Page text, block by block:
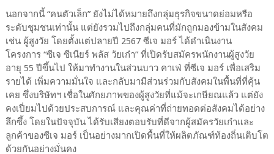
นอกจากนี้ “คนตัวเล็ก” ยังไม่ได้หมายถึงกลุ่มธุรกิจขนาดย่อมหรือ
ระดับชุมชนเท่านั้น แต่ยังรวมไปถึงกลุ่มคนที่มักถูกมองข้ามในสังคม
เช่น ผู้สูงวัย โดยตั้งแต่ปลายปี 2567 ซีเจ มอร์ ได้ดำเนินงาน
โครงการ “ซีเจ ซีเนียร์ พลัส วัยเก๋า” ที่เปิดรับสมัครพนักงานผู้สูงวัย
อายุ 55 ปีขึ้นไป ให้มาทำงานในส่วนบาว คาเฟ่ ที่ซีเจ มอร์ เพื่อเสริม
รายได้ เพิ่มความมั่นใจ และกลับมามีส่วนร่วมกับสังคมในพื้นที่ที่คุ้น
เคย ซึ่งบริษัทฯ เชื่อในศักยภาพของผู้สูงวัยที่แม้จะเกษียณแล้ว แต่ยัง
คงเปี่ยมไปด้วยประสบการณ์ และคุณค่าที่ถ่ายทอดต่อสังคมได้อย่าง
ลึกซึ้ง โดยในปัจจุบัน ได้รับเสียงตอบรับที่ดีจากผู้สมัครวัยเก๋าและ
ลูกค้าของซีเจ มอร์ เป็นอย่างมากเปิดพื้นที่ให้ผลิตภัณฑ์ท้องถิ่นเติบโต
ด้วยกันอย่างมั่นคง